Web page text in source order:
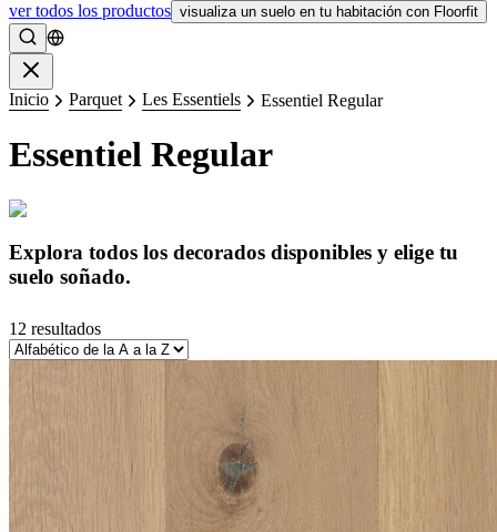
ver todos los productos visualiza un suelo en tu habitación con Floorfit
Buscar
Inicio Parquet Les Essentiels Essentiel Regular
Essentiel Regular
Explora todos los decorados disponibles y elige tu
suelo soñado.
12 resultados